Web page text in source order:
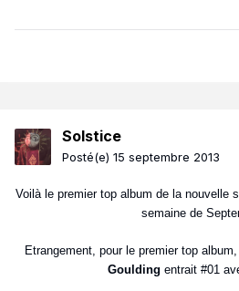
Solstice
Posté(e) 15 septembre 2013
Voilà le premier top album de la nouvelle
semaine de
Etrangement, pour le premier top
Goulding entrait #01